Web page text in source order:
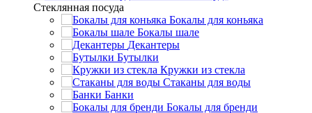
Стеклянная посуда
Бокалы для коньяка
Бокалы шале
Декантеры
Бутылки
Кружки из стекла
Стаканы для воды
Банки
Бокалы для бренди